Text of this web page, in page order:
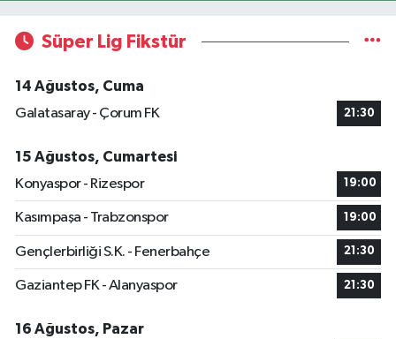
Süper Lig Fikstür
14 Ağustos, Cuma
Galatasaray - Çorum FK
21:30
15 Ağustos, Cumartesi
Konyaspor - Rizespor
19:00
Kasımpaşa - Trabzonspor 19:00
Gençlerbirliği S.K. - Fenerbahçe 21:30
Gaziantep FK - Alanyaspor 21:30
16 Ağustos, Pazar